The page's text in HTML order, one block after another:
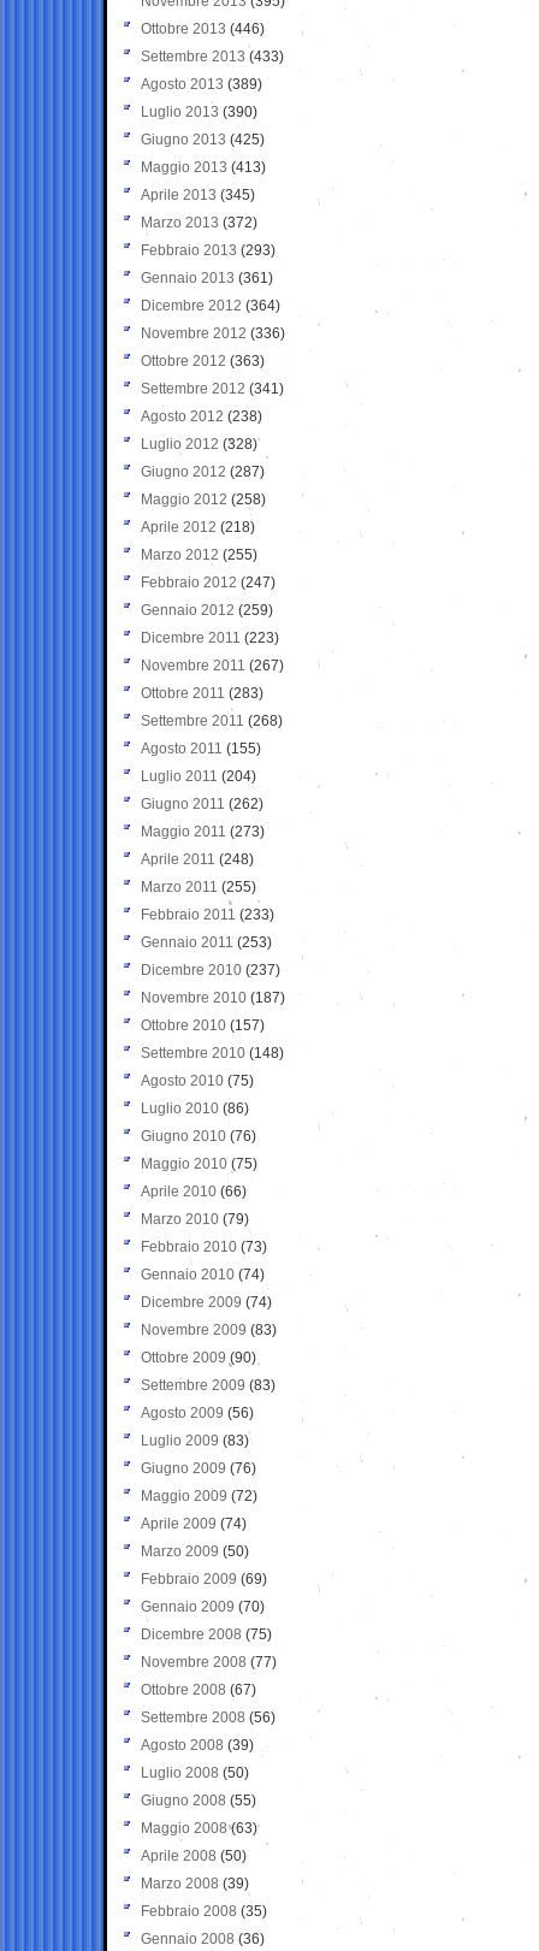
Ottobre 2013 (446)
Settembre 2013 (433)
Agosto 2013 (389)
Luglio 2013 (390)
Giugno 2013 (425)
Maggio 2013 (413)
Aprile 2013 (345)
Marzo 2013 (372)
Febbraio 2013 (293)
Gennaio 2013 (361)
Dicembre 2012 (364)
Novembre 2012 (336)
Ottobre 2012 (363)
Settembre 2012 (341)
Agosto 2012 (238)
Luglio 2012 (328)
Giugno 2012 (287)
Maggio 2012 (258)
Aprile 2012 (218)
Marzo 2012 (255)
Febbraio 2012 (247)
Gennaio 2012 (259)
Dicembre 2011 (223)
Novembre 2011 (267)
Ottobre 2011 (283)
Settembre 2011 (268)
Agosto 2011 (155)
Luglio 2011 (204)
Giugno 2011 (262)
Maggio 2011 (273)
Aprile 2011 (248)
Marzo 2011 (255)
Febbraio 2011 (233)
Gennaio 2011 (253)
Dicembre 2010 (237)
Novembre 2010 (187)
Ottobre 2010 (157)
Settembre 2010 (148)
Agosto 2010 (75)
Luglio 2010 (86)
Giugno 2010 (76)
Maggio 2010 (75)
Aprile 2010 (66)
Marzo 2010 (79)
Febbraio 2010 (73)
Gennaio 2010 (74)
Dicembre 2009 (74)
Novembre 2009 (83)
Ottobre 2009 (90)
Settembre 2009 (83)
Agosto 2009 (56)
Luglio 2009 (83)
Giugno 2009 (76)
Maggio 2009 (72)
Aprile 2009 (74)
Marzo 2009 (50)
Febbraio 2009 (69)
Gennaio 2009 (70)
Dicembre 2008 (75)
Novembre 2008 (77)
Ottobre 2008 (67)
Settembre 2008 (56)
Agosto 2008 (39)
Luglio 2008 (50)
Giugno 2008 (55)
Maggio 2008(63)
Aprile 2008 (50)
Marzo 2008 (39)
Febbraio 2008 (35)
Gennaio 2008 (36)